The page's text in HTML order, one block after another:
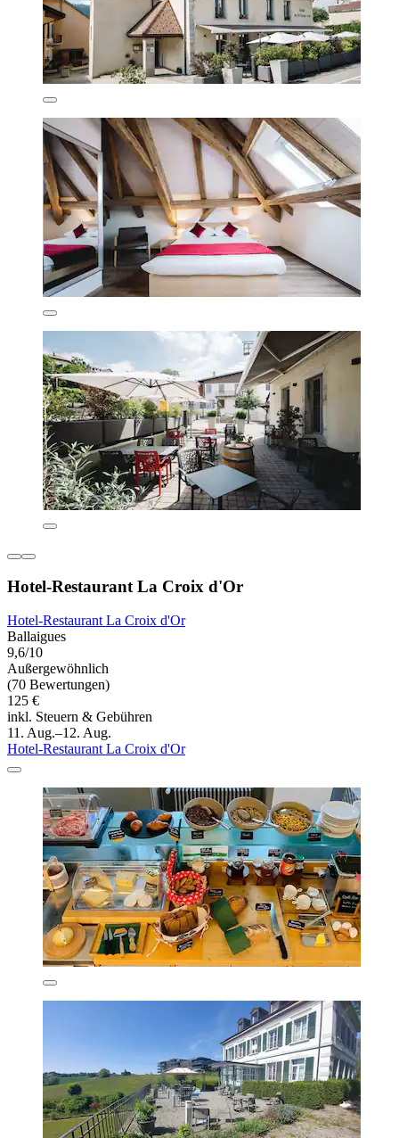
Hotel-Restaurant La Croix d'Or
Hotel-Restaurant La Croix d'Or
Ballaigues
9,6/10
Außergewöhnlich
(70 Bewertungen)
125 €
inkl. Steuern & Gebühren
11. Aug.–12. Aug.
Hotel-Restaurant La Croix d'Or